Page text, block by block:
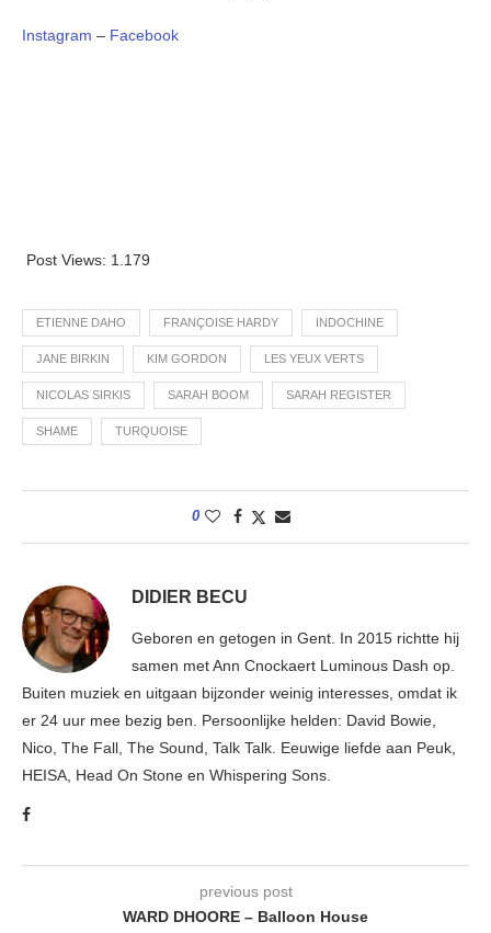
Instagram – Facebook
Post Views: 1.179
ETIENNE DAHO FRANÇOISE HARDY INDOCHINE
JANE BIRKIN KIM GORDON LES YEUX VERTS
NICOLAS SIRKIS SARAH BOOM SARAH REGISTER
SHAME TURQUOISE
0
DIDIER BECU
Geboren en getogen in Gent. In 2015 richtte hij
samen met Ann Cnockaert Luminous Dash op.
Buiten muziek en uitgaan bijzonder weinig interesses, omdat ik
er 24 uur mee bezig ben. Persoonlijke helden: David Bowie,
Nico, The Fall, The Sound, Talk Talk. Eeuwige liefde aan Peuk,
HEISA, Head On Stone en Whispering Sons.
previous post
WARD DHOORE – Balloon House